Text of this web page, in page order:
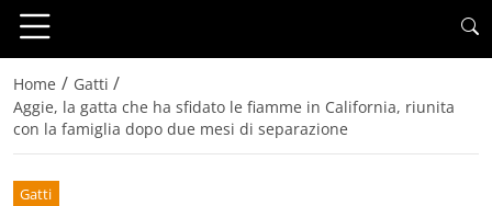
Home / Gatti /
Aggie, la gatta che ha sfidato le fiamme in California, riunita
con la famiglia dopo due mesi di separazione
Gatti